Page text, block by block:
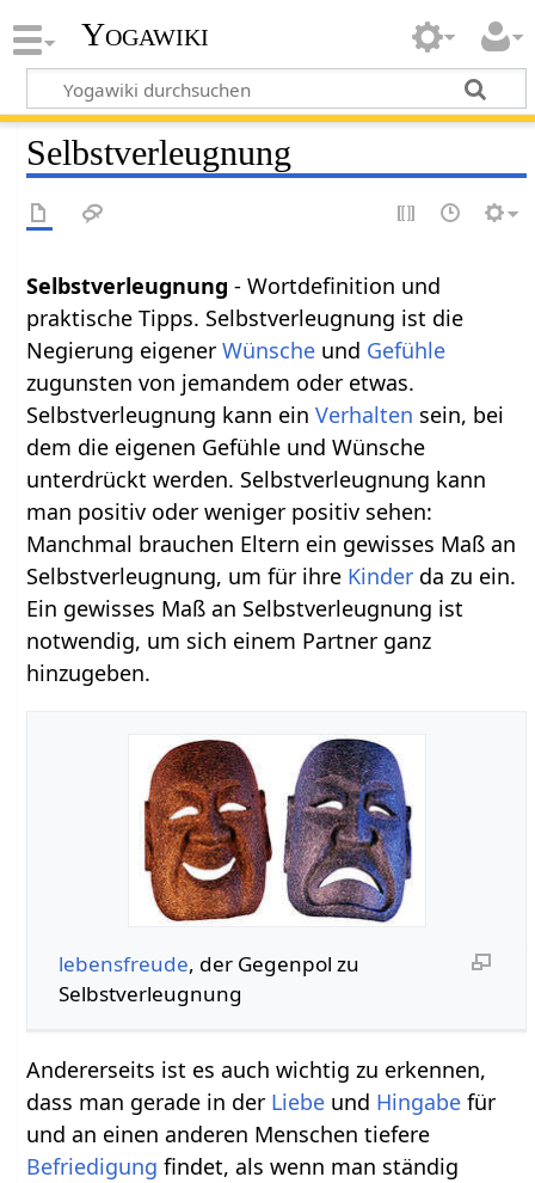
Yogawiki
Selbstverleugnung
Selbstverleugnung- Wortdefinition und
praktische Tipps. Selbstverleugnung ist die
Negierung eigenerWünsche und Gefühle
zugunsten von jemandem oder etwas.
Selbstverleugnung kann einVerhalten sein, bei
dem die eigenen Gefühle und Wünsche
unterdrückt werden. Selbstverleugnung kann
man positiv oder weniger positiv sehen:
Manchmal brauchen Eltern ein gewisses Maß an
Selbstverleugnung, um für ihre Kinder da zu ein.
Ein gewisses Maß an Selbstverleugnung ist
notwendig, um sich einem Partner ganz
hinzugeben.
lebensfreude, der Gegenpol zu
Selbstverleugnung
Andererseits ist es auch wichtig zu erkennen,
dass man gerade in der Liebe und Hingabe für
und an einen anderen Menschen tiefere
Befriedigung findet, als wenn man ständig